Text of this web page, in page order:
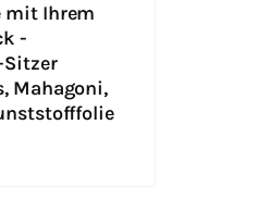
mit Ihrem
-
Mahagoni,